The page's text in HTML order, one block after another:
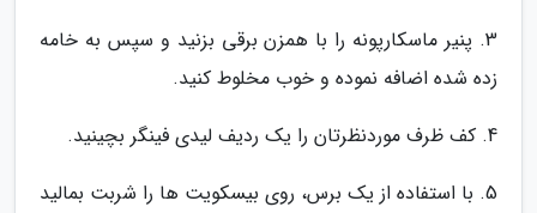
3. پنیر ماسکارپونه را با همزن برقی بزنید و سپس به خامه
زده شده اضافه نموده و خوب مخلوط کنید.
4. کف ظرف موردنظرتان را یک ردیف لیدی فینگر بچینید.
5. با استفاده از یک برس، روی بیسکویت ها را شربت بمالید